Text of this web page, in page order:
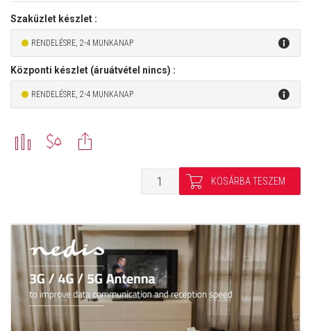
Szaküzlet készlet :
RENDELÉSRE, 2-4 MUNKANAP
Központi készlet (áruátvétel nincs) :
RENDELÉSRE, 2-4 MUNKANAP